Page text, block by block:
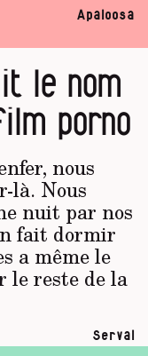
Apaloosa
le nom
porno
nous
là. Nous
nuit par nos
fait dormir
a même le
le reste de la
Serval